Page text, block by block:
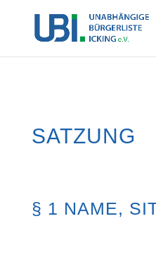
SATZUNG
§ 1 NAME,